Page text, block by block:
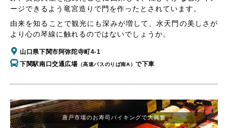
ージできるよう竜宮造りで門を作ったとされています。
由来を知ることで観光にも深みが増して、水天門の美しさが
より心の琴線に触れるのではないでしょうか。
山口県下関市阿弥陀寺町4-1
下関駅南口交通広場 （高速バスのりば南A）で下車
唐戸市場のお寿司バイキングで大興奮